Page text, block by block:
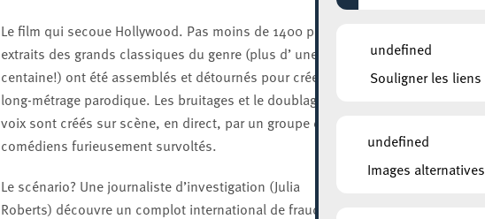
Le film qui secoue Hollywood. Pas moins de 1400 plans
extraits des grands classiques du genre (plus d’ une
centaine!) ont été assemblés et détournés pour créer un
long-métrage parodique. Les bruitages et le doublage des
voix sont créés sur scène, en direct, par un groupe de
comédiens furieusement survoltés.
Le scénario? Une journaliste d’investigation (Julia
Roberts) découvre un complot international de fraude
undefined
Souligner les liens
undefined
Images alternatives